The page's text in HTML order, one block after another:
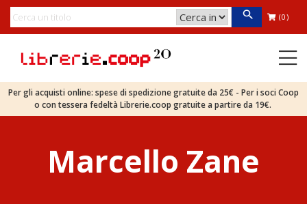
(0)
Per gli acquisti online: spese di spedizione gratuite da 25€ - Per i soci Coop
o con tessera fedeltà Librerie.coop gratuite a partire da 19€.
Marcello Zane